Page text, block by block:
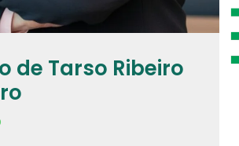
de Tarso Ribeiro